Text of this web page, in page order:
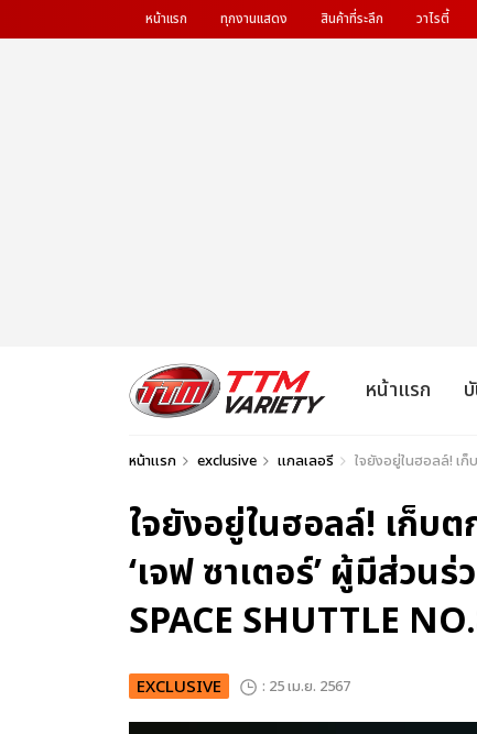
หน้าแรก ทุกงานแสดง สินค้าที่ระลึก วาไรตี้
หน้าแรก
หน้าแรก exclusive แกลเลอรี ใจยังอยู่ในฮอลล์! เก็
ใจยังอยู่ในฮอลล์! เก็บ
‘เจฟ ซาเตอร์’ ผู้มีส่วน
SPACE SHUTTLE
EXCLUSIVE : 25 เม.ย. 2567